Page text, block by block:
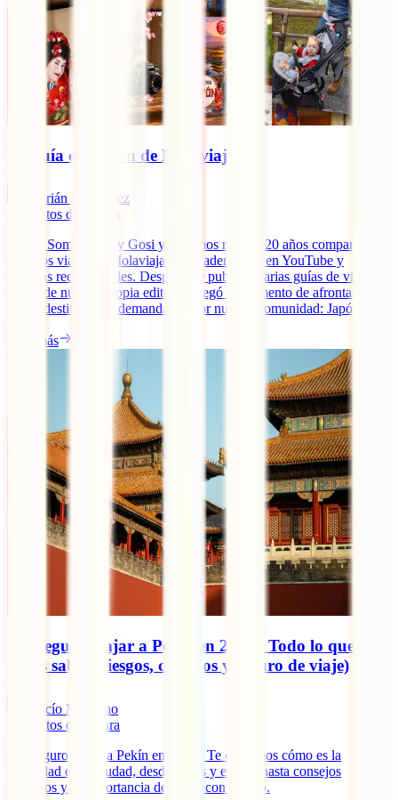
La guía de Japón de Molaviajar
Adrián Rodríguez
minutos de lectura
¡Hola! Somos Adri y Gosi y llevamos más de 20 años compartiendo
nuestros viajes en Molaviajar.com, además de en YouTube y
nuestras redes sociales. Después de publicar varias guías de viaje a
través de nuestra propia editorial, llegó el momento de afrontar uno
de los destinos más demandados por nuestra comunidad: Japón.
Leer más
¿Es seguro viajar a Pekín en 2026? Todo lo que
debes saber (riesgos, consejos y seguro de viaje)
Rocío Manzano
minutos de lectura
¿Es seguro viajar a Pekín en 2026? Te contamos cómo es la
seguridad en la ciudad, desde robos y estafas hasta consejos
prácticos y la importancia de viajar con seguro.